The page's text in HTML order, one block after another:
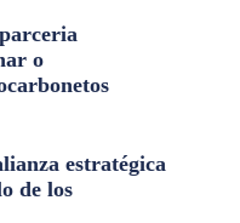
o
estratégica
de los